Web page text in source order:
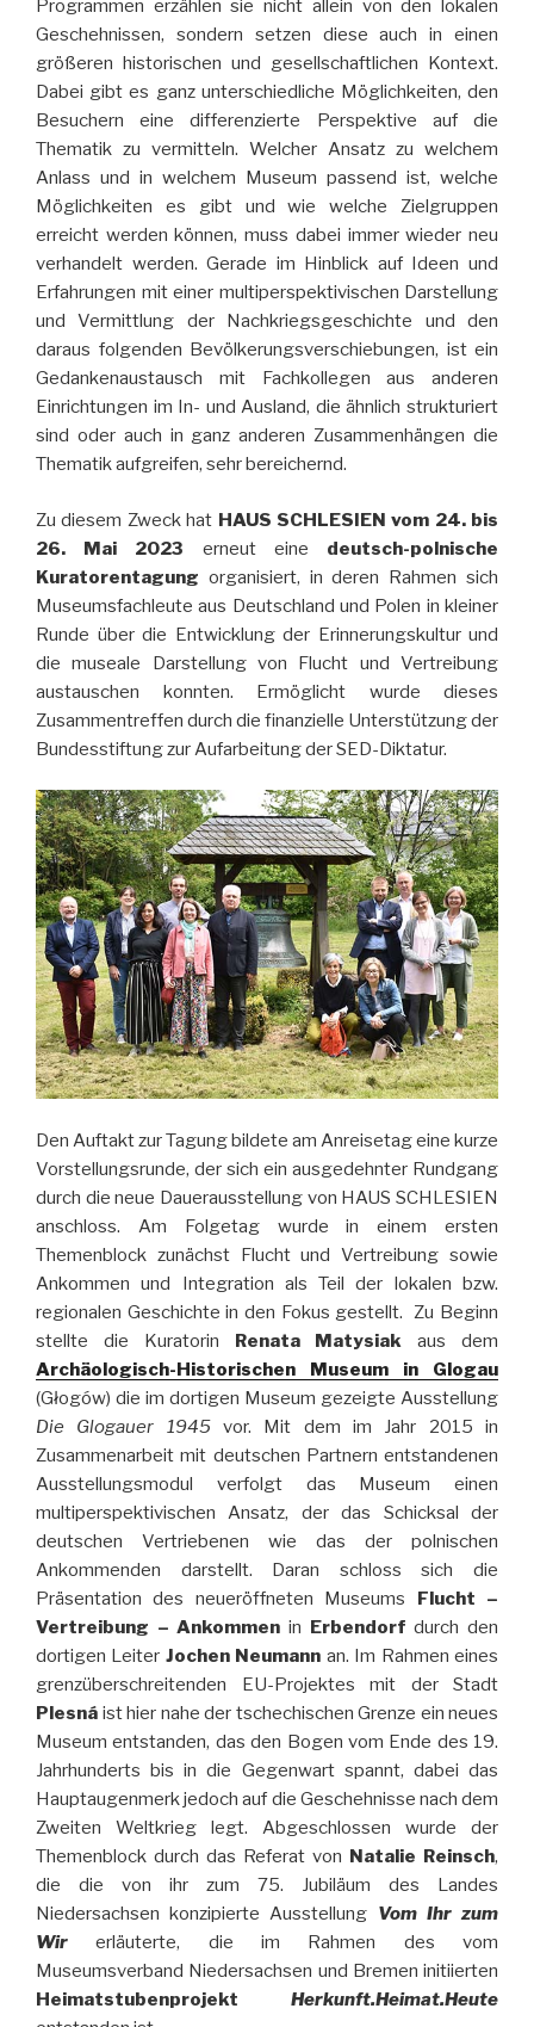
Programmen erzählen sie nicht allein von den lokalen
Geschehnissen, sondern setzen diese auch in einen
größeren historischen und gesellschaftlichen Kontext.
Dabei gibt es ganz unterschiedliche Möglichkeiten, den
Besuchern eine differenzierte Perspektive auf die
Thematik zu vermitteln. Welcher Ansatz zu welchem
Anlass und in welchem Museum passend ist, welche
Möglichkeiten es gibt und wie welche Zielgruppen
erreicht werden können, muss dabei immer wieder neu
verhandelt werden. Gerade im Hinblick auf Ideen und
Erfahrungen mit einer multiperspektivischen Darstellung
und Vermittlung der Nachkriegsgeschichte und den
daraus folgenden Bevölkerungsverschiebungen, ist ein
Gedankenaustausch mit Fachkollegen aus anderen
Einrichtungen im In- und Ausland, die ähnlich strukturiert
sind oder auch in ganz anderen Zusammenhängen die
Thematik aufgreifen, sehr bereichernd.
Zu diesem Zweck hat HAUS SCHLESIEN vom 24. bis
26. Mai
2023 erneut eine deutsch-polnische
Kuratorentagung organisiert, in deren Rahmen sich
Museumsfachleute aus Deutschland und Polen in kleiner
Runde über die Entwicklung der Erinnerungskultur und
die museale Darstellung von Flucht und Vertreibung
austauschen konnten. Ermöglicht wurde dieses
Zusammentreffen durch die finanzielle Unterstützung der
Bundesstiftung zur Aufarbeitung der SED-Diktatur.
Den Auftakt zur Tagung bildete am Anreisetag eine kurze
Vorstellungsrunde, der sich ein ausgedehnter Rundgang
durch die neue Dauerausstellung von HAUS SCHLESIEN
anschloss. Am Folgetag wurde in einem ersten
Themenblock zunächst Flucht und Vertreibung sowie
Ankommen und Integration als Teil der lokalen bzw.
regionalen Geschichte in den Fokus gestellt. Zu Beginn
stellte die Kuratorin Renata Matysiak aus dem
Archäologisch-Historischen Museum in Glogau
(Głogów) die im dortigen Museum gezeigte Ausstellung
Die Glogauer 1945 vor. Mit dem im Jahr 2015 in
Zusammenarbeit mit deutschen Partnern entstandenen
Ausstellungsmodul verfolgt das Museum einen
multiperspektivischen Ansatz, der das Schicksal der
deutschen Vertriebenen wie das der polnischen
Ankommenden darstellt. Daran schloss sich die
Präsentation des neueröffneten Museums Flucht –
Vertreibung – Ankommen in Erbendorf durch den
dortigen Leiter Jochen Neumann an. Im Rahmen eines
grenzüberschreitenden EU-Projektes mit der Stadt
Plesná ist hier nahe der tschechischen Grenze ein neues
Museum entstanden, das den Bogen vom Ende des 19.
Jahrhunderts bis in die Gegenwart spannt, dabei das
Hauptaugenmerk jedoch auf die Geschehnisse nach dem
Zweiten Weltkrieg legt. Abgeschlossen wurde der
Themenblock durch das Referat von Natalie Reinsch,
die die von ihr zum 75. Jubiläum des Landes
Niedersachsen konzipierte Ausstellung Vom Ihr zum
Wir erläuterte, die im Rahmen des vom
Museumsverband Niedersachsen und Bremen initiierten
Heimatstubenprojekt Herkunft.Heimat.Heute